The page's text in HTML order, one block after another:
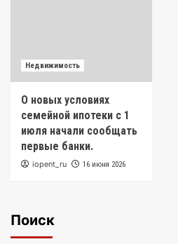
Недвижимость
О новых условиях
семейной ипотеки с 1
июля начали сообщать
первые банки.
iopent_ru 16 июня 2026
Поиск